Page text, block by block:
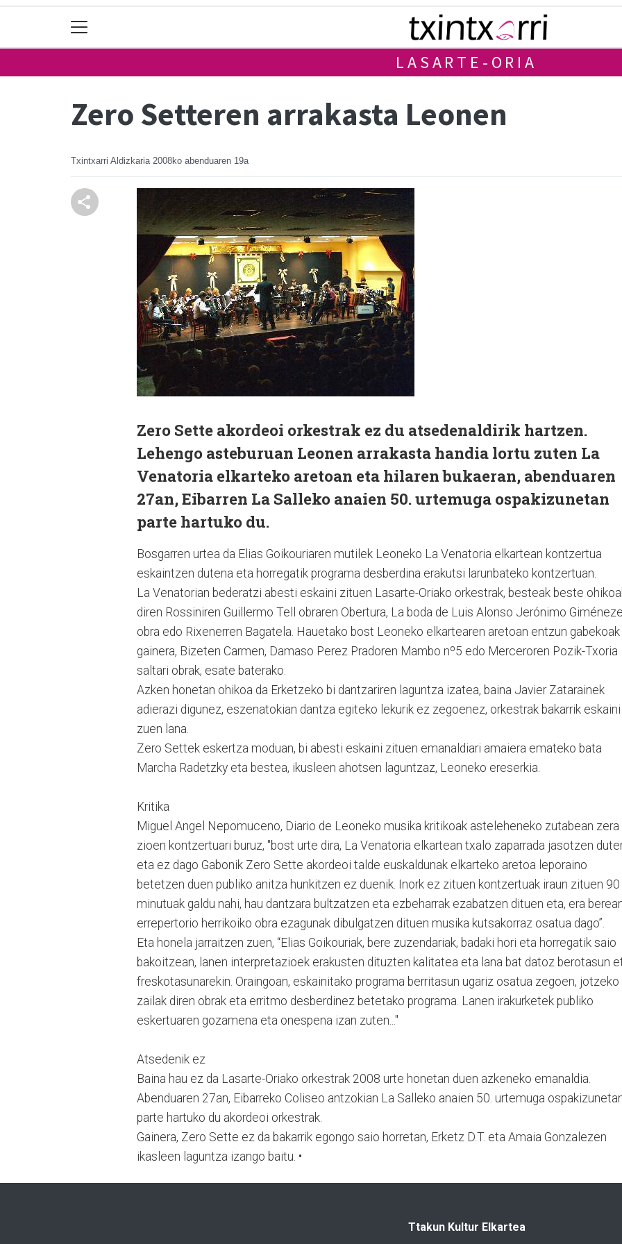
LASARTE-ORIA
Zero Setteren arrakasta Leonen
Txintxarri Aldizkaria 2008ko abenduaren 19a
Zero Sette akordeoi orkestrak ez du atsedenaldirik hartzen.
Lehengo asteburuan Leonen arrakasta handia lortu zuten La
Venatoria elkarteko aretoan eta hilaren bukaeran, abenduaren
27an, Eibarren La Salleko anaien 50. urtemuga ospakizunetan
parte hartuko du.
Bosgarren urtea da Elias Goikouriaren mutilek Leoneko La Venatoria elkartean kontzertua
eskaintzen dutena eta horregatik programa desberdina erakutsi larunbateko kontzertuan.
La Venatorian bederatzi abesti eskaini zituen Lasarte-Oriako orkestrak, besteak beste
diren Rossiniren Guillermo Tell obraren Obertura, La boda de Luis Alonso Jerónimo
obra edo Rixenerren Bagatela. Hauetako bost Leoneko elkartearen aretoan entzun gabekoak
gainera, Bizeten Carmen, Damaso Perez Pradoren Mambo nº5 edo Merceroren Pozik-Txoria
saltari obrak, esate baterako.
Azken honetan ohikoa da Erketzeko bi dantzariren laguntza izatea, baina Javier Zatarainek
adierazi digunez, eszenatokian dantza egiteko lekurik ez zegoenez, orkestrak bakarrik eskaini
zuen lana.
Zero Settek eskertza moduan, bi abesti eskaini zituen emanaldiari amaiera emateko bata
Marcha Radetzky eta bestea, ikusleen ahotsen laguntzaz, Leoneko ereserkia.
Kritika
Miguel Angel Nepomuceno, Diario de Leoneko musika kritikoak asteleheneko zutabean zera
zioen kontzertuari buruz, "bost urte dira, La Venatoria elkartean txalo zaparrada jasotzen
eta ez dago Gabonik Zero Sette akordeoi talde euskaldunak elkarteko aretoa leporaino
betetzen duen publiko anitza hunkitzen ez duenik. Inork ez zituen kontzertuak iraun zituen 90
minutuak galdu nahi, hau dantzara bultzatzen eta ezbeharrak ezabatzen dituen eta, era
errepertorio herrikoiko obra ezagunak dibulgatzen dituen musika kutsakorraz osatua dago”.
Eta honela jarraitzen zuen, “Elias Goikouriak, bere zuzendariak, badaki hori eta horregatik saio
bakoitzean, lanen interpretazioek erakusten dituzten kalitatea eta lana bat datoz berotasun
freskotasunarekin. Oraingoan, eskainitako programa berritasun ugariz osatua zegoen, jotzeko
zailak diren obrak eta erritmo desberdinez betetako programa. Lanen irakurketek publiko
eskertuaren gozamena eta onespena izan zuten..."
Atsedenik ez
Baina hau ez da Lasarte-Oriako orkestrak 2008 urte honetan duen azkeneko emanaldia.
Abenduaren 27an, Eibarreko Coliseo antzokian La Salleko anaien 50. urtemuga
parte hartuko du akordeoi orkestrak.
Gainera, Zero Sette ez da bakarrik egongo saio horretan, Erketz D.T. eta Amaia Gonzalezen
ikasleen laguntza izango baitu. •
Ttakun Kultur Elkartea